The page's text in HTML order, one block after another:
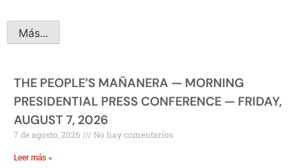
Más...
THE PEOPLE’S MAÑANERA — MORNING
PRESIDENTIAL PRESS CONFERENCE — FRIDAY,
AUGUST 7, 2026
7 de agosto, 2026 No hay comentarios
Leer más »